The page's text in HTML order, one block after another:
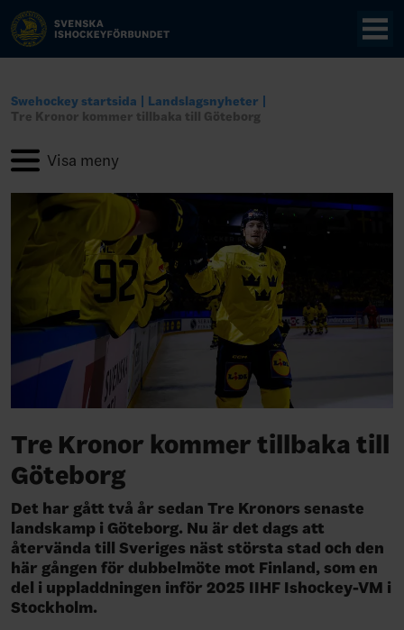
Swehockey startsida
Landslagsnyheter
Tre Kronor kommer tillbaka till Göteborg
Tre Kronor kommer tillbaka till
Göteborg
Det har gått två år sedan Tre Kronors senaste
landskamp i Göteborg. Nu är det dags att
återvända till Sveriges näst största stad och den
här gången för dubbelmöte mot Finland, som en
del i uppladdningen inför 2025 IIHF Ishockey-VM i
Stockholm.